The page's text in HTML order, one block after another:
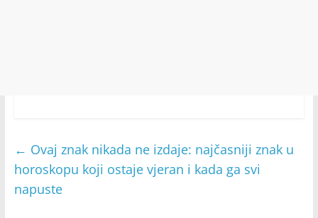
← Ovaj znak nikada ne izdaje: najčasniji znak u
horoskopu koji ostaje vjeran i kada ga svi
napuste